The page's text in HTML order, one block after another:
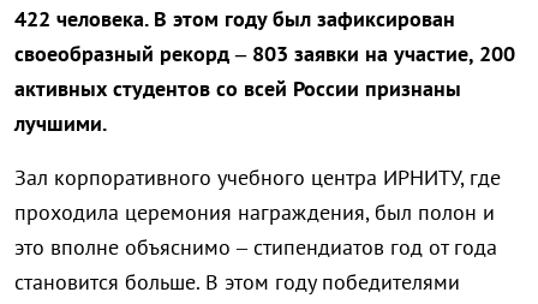
422 человека. В этом году был зафиксирован
своеобразный рекорд – 803 заявки на участие, 200
активных студентов со всей России признаны
лучшими.
Зал корпоративного учебного центра ИРНИТУ, где
проходила церемония награждения, был полон и
это вполне объяснимо – стипендиатов год от года
становится больше. В этом году победителями